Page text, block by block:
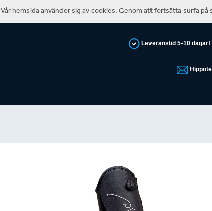
Leveranstid 5-10 dagar!
Vår hemsida använder sig av cookies. Genom att fortsätta surfa